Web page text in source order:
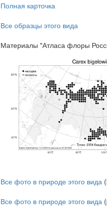
Полная карточка
Все образцы этого вида
Материалы "Атласа флоры
Все фото в природе этого вида
Все фото в природе этого вида